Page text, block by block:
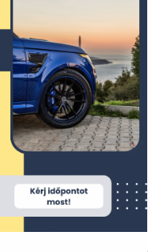
ellenőrzése
szintén
ahol a só és a
A